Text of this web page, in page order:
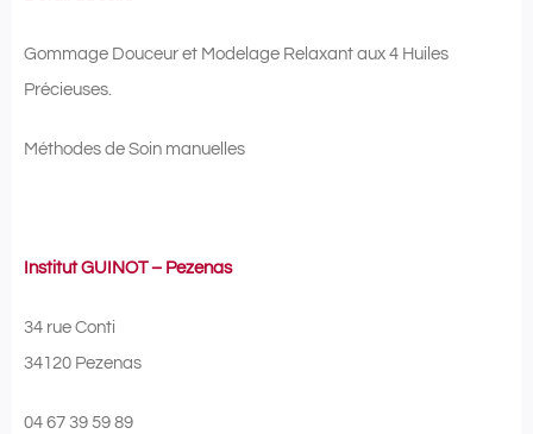
Gommage Douceur et Modelage Relaxant aux 4 Huiles
Précieuses.
Méthodes de Soin manuelles
Institut GUINOT – Pezenas
34 rue Conti
34120 Pezenas
04 67 39 59 89